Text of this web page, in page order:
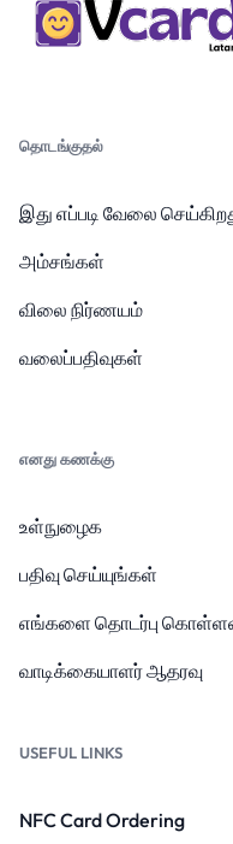
தொடங்குதல்
இது எப்படி வேலை
அம்சங்கள்
விலை நிர்ணயம்
வலைப்பதிவுகள்
எனது கணக்கு
உள்நுழைக
பதிவு செய்யுங்கள்
எங்களை தொடர்பு
வாடிக்கையாளர் ஆதரவு
USEFUL LINKS
NFC Card Ordering